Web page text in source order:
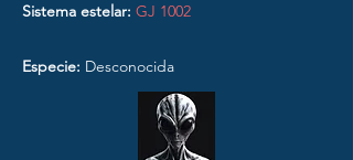
Sistema estelar: GJ 1002
Especie: Desconocida